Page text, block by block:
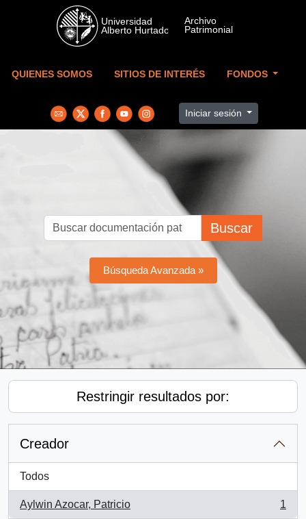
Skip to main content
QUIENES SOMOS SITIOS DE INTERÉS FONDOS
Iniciar sesión
Buscar
Búsqueda Avanzada »
Restringir resultados por:
Creador
Todos
Aylwin Azocar, Patricio
, 1 resultados
1